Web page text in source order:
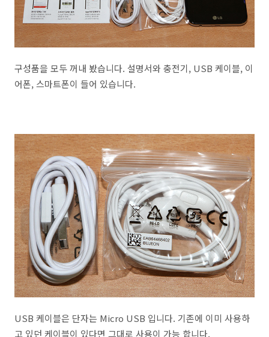
구성품을 모두 꺼내 봤습니다. 설명서와 충전기, USB 케이블, 이
어폰, 스마트폰이 들어 있습니다.
USB 케이블은 단자는 Micro USB 입니다. 기존에 이미 사용하
고 있던 케이블이 있다면 그대로 사용이 가능 합니다.